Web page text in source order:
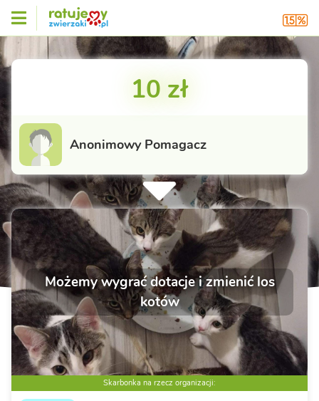
10 zł
Anonimowy Pomagacz
Możemy wygrać dotacje i zmienić los
kotów
Skarbonka na rzecz organizacji: